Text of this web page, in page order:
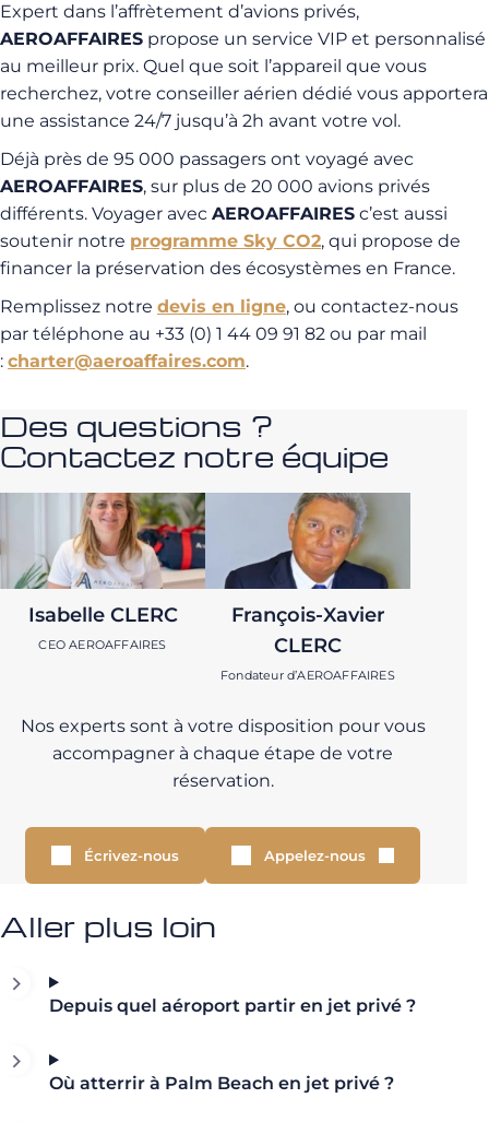
Expert dans l’affrètement d’avions privés,
AEROAFFAIRES propose un service VIP et personnalisé
au meilleur prix. Quel que soit l’appareil que vous
recherchez, votre conseiller aérien dédié vous apportera
une assistance 24/7 jusqu’à 2h avant votre vol.
Déjà près de 95 000 passagers ont voyagé avec
AEROAFFAIRES, sur plus de 20 000 avions privés
différents. Voyager avec AEROAFFAIRES c’est aussi
soutenir notre programme Sky CO2, qui propose de
financer la préservation des écosystèmes en France.
Remplissez notre devis en ligne, ou contactez-nous
par téléphone au +33 (0) 1 44 09 91 82 ou par mail
: charter@aeroaffaires.com.
Des questions ?
Contactez notre équipe
Isabelle CLERC
CEO AEROAFFAIRES
François-Xavier
CLERC
Fondateur d’AEROAFFAIRES
Nos experts sont à votre disposition pour vous
accompagner à chaque étape de votre
réservation.
Écrivez-nous Appelez-nous
Aller plus loin
Depuis quel aéroport partir en jet privé ?
Où atterrir à Palm Beach en jet privé ?